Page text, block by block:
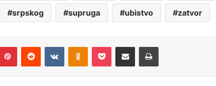
srpskog supruga ubistvo zatvor